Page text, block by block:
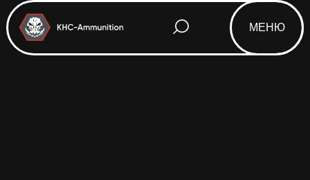
МЕНЮ
Html code will be here